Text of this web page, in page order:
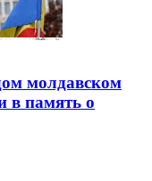
молдавском
в память о